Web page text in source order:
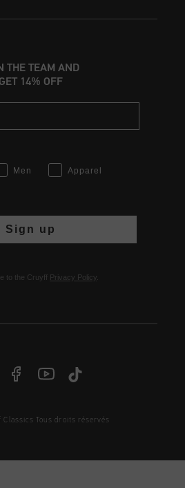
THE TEAM AND
GET 14% OFF
Men
Apparel
Sign up
to the Cruyff Privacy Policy
Classics Tous droits réservés